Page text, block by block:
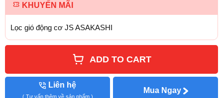
KHUYẾN MÃI
Lọc gió động cơ JS ASAKASHI
ADD TO CART
Liên hệ
( Tư vấn thêm về sản phẩm )
Mua Ngay